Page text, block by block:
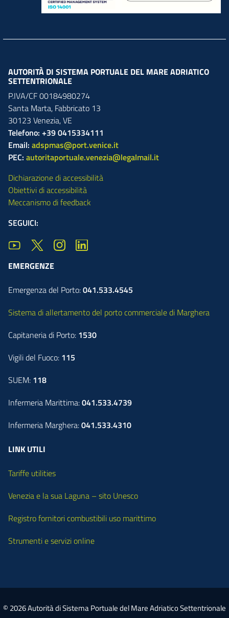
AUTORITÀ DI SISTEMA PORTUALE DEL MARE ADRIATICO
SETTENTRIONALE
P.IVA/CF 00184980274
Santa Marta, Fabbricato 13
30123 Venezia,VE
Telefono: +39 0415334111
Email: adspmas@port.venice.it
PEC: autoritaportuale.venezia@legalmail.it
Dichiarazione di accessibilità
Obiettivi di accessibilità
Meccanismo di feedback
SEGUICI:
EMERGENZE
Emergenza del Porto:041.533.4545
Sistema di allertamento del porto commerciale di Marghera
Capitaneria di Porto: 1530
Vigili del Fuoco: 115
SUEM: 118
Infermeria Marittima:041.533.4739
Infermeria Marghera:041.533.4310
LINK UTILI
Tariffe utilities
Venezia e la sua Laguna – sito Unesco
Registro fornitori combustibili uso marittimo
Strumenti e servizi online
© 2026 Autorità di Sistema Portuale del Mare Adriatico Settentrionale